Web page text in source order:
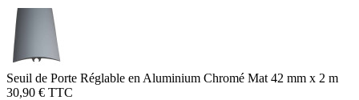
Seuil de Porte Réglable en Aluminium Chromé Mat 42 mm x 2 m
30,90 € TTC